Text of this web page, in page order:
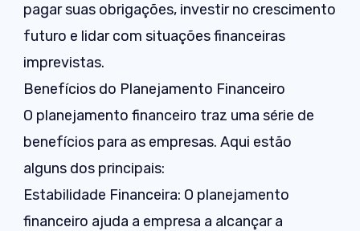
pagar suas obrigações, investir no crescimento
futuro e lidar com situações financeiras
imprevistas.
Benefícios do Planejamento Financeiro
O planejamento financeiro traz uma série de
benefícios para as empresas. Aqui estão
alguns dos principais:
Estabilidade Financeira: O planejamento
financeiro ajuda a empresa a alcançar a